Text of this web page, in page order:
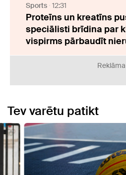
Sports 12:31
Proteīns un kreatīns
speciālisti brīdina par
vispirms pārbaudīt
Reklāma
Tev varētu patikt